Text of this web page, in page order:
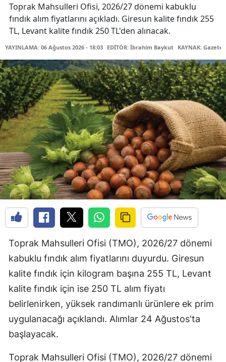
Toprak Mahsulleri Ofisi, 2026/27 dönemi kabuklu
fındık alım fiyatlarını açıkladı. Giresun kalite fındık 255
TL, Levant kalite fındık 250 TL'den alınacak.
YAYINLAMA: 06 Ağustos 2026 - 18:03 EDİTÖR: İbrahim Baykut KAYNAK:
Toprak Mahsulleri Ofisi (TMO), 2026/27 dönemi
kabuklu fındık alım fiyatlarını duyurdu. Giresun
kalite fındık için kilogram başına 255 TL, Levant
kalite fındık için ise 250 TL alım fiyatı
belirlenirken, yüksek randımanlı ürünlere ek prim
uygulanacağı açıklandı. Alımlar 24 Ağustos'ta
başlayacak.
Toprak Mahsulleri Ofisi (TMO), 2026/27 dönemi